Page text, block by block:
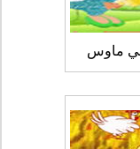
ماوس